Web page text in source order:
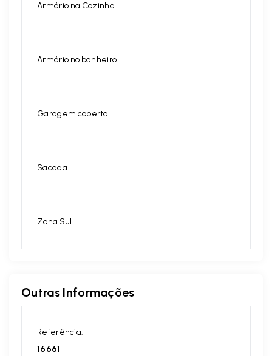
Armário na Cozinha
Armário no banheiro
Garagem coberta
Sacada
Zona Sul
Outras Informações
Referência:
16661